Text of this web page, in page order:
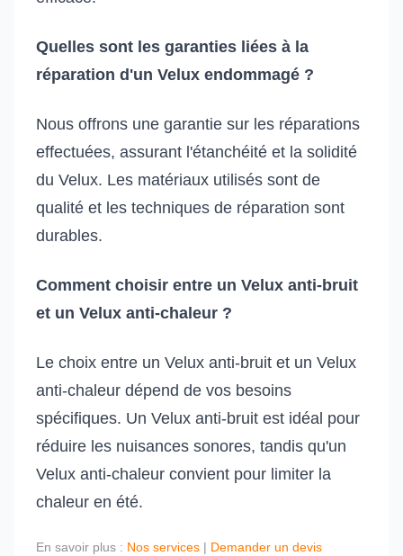
Quelles sont les garanties liées à la
réparation d'un Velux endommagé ?
Nous offrons une garantie sur les réparations
effectuées, assurant l'étanchéité et la solidité
du Velux. Les matériaux utilisés sont de
qualité et les techniques de réparation sont
durables.
Comment choisir entre un Velux anti-bruit
et un Velux anti-chaleur ?
Le choix entre un Velux anti-bruit et un Velux
anti-chaleur dépend de vos besoins
spécifiques. Un Velux anti-bruit est idéal pour
réduire les nuisances sonores, tandis qu'un
Velux anti-chaleur convient pour limiter la
chaleur en été.
En savoir plus : Nos services | Demander un devis